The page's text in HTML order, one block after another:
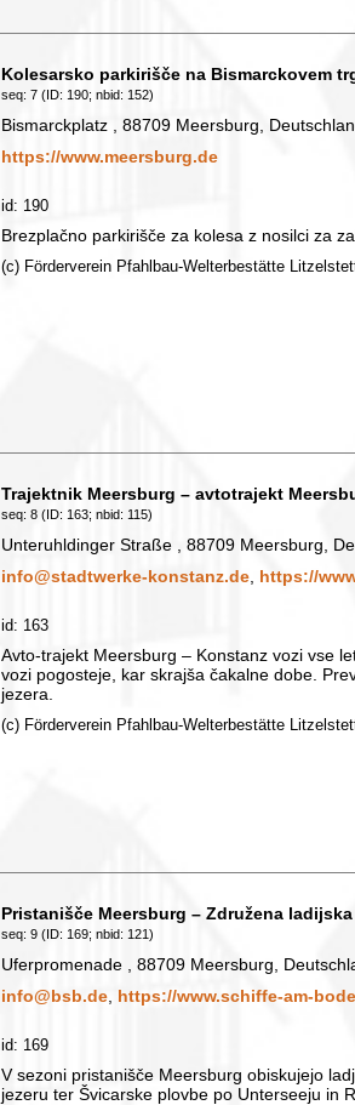
Kolesarsko parkirišče na Bismarckovem
seq: 7 (ID: 190; nbid: 152)
Bismarckplatz , 88709 Meersburg,
https://www.meersburg.de
id: 190
Brezplačno parkirišče za kolesa z nosilci za
(c) Förderverein Pfahlbau-Welterbestätte
Trajektnik Meersburg – avtotrajekt
seq: 8 (ID: 163; nbid: 115)
Unteruhldinger Straße , 88709 Meersburg,
info@stadtwerke-konstanz.de https://
id: 163
Avto-trajekt Meersburg – Konstanz vozi vse
vozi pogosteje, kar skrajša čakalne dobe.
jezera.
(c) Förderverein Pfahlbau-Welterbestätte
Pristanišče Meersburg – Združena
seq: 9 (ID: 169; nbid: 121)
Uferpromenade , 88709 Meersburg,
info@bsb.de https://www.schiffe-am-
id: 169
V sezoni pristanišče Meersburg obiskujejo
jezeru ter Švicarske plovbe po Unterseeju in